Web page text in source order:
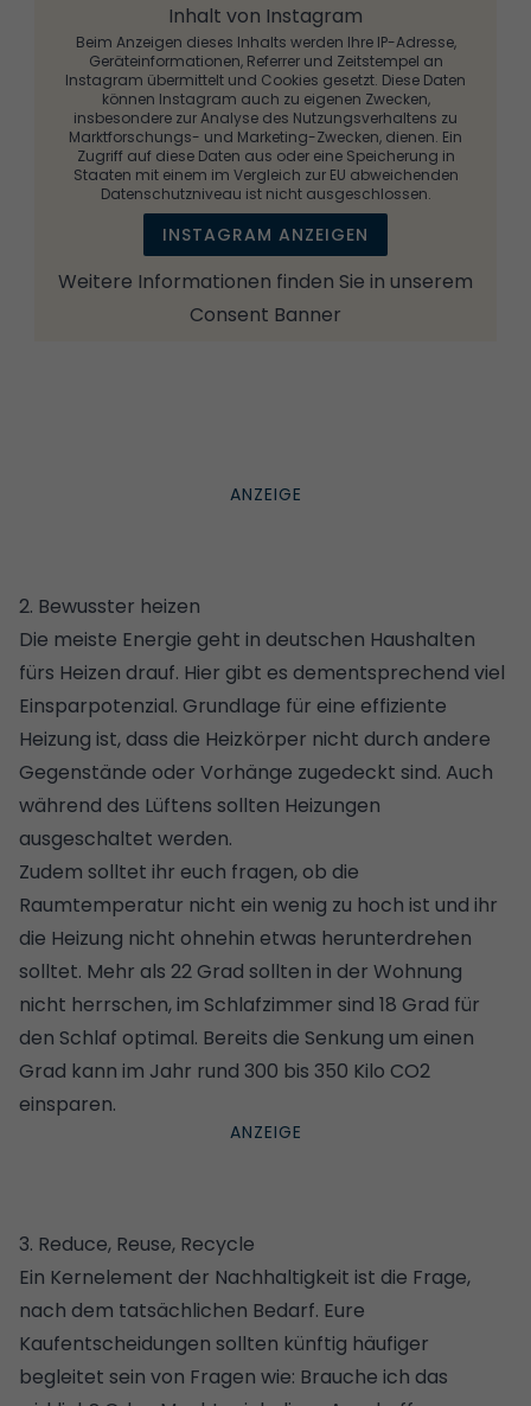
Inhalt von Instagram
Beim Anzeigen dieses Inhalts werden Ihre IP-Adresse,
Geräteinformationen, Referrer und Zeitstempel an
Instagram übermittelt und Cookies gesetzt. Diese Daten
können Instagram auch zu eigenen Zwecken,
insbesondere zur Analyse des Nutzungsverhaltens zu
Marktforschungs- und Marketing-Zwecken, dienen. Ein
Zugriff auf diese Daten aus oder eine Speicherung in
Staaten mit einem im Vergleich zur EU abweichenden
Datenschutzniveau ist nicht ausgeschlossen.
INSTAGRAM ANZEIGEN
Weitere Informationen finden Sie in unserem
Consent Banner
2. Bewusster heizen
Die meiste Energie geht in deutschen Haushalten
fürs Heizen drauf. Hier gibt es dementsprechend viel
Einsparpotenzial. Grundlage für eine effiziente
Heizung ist, dass die Heizkörper nicht durch andere
Gegenstände oder Vorhänge zugedeckt sind. Auch
während des Lüftens sollten Heizungen
ausgeschaltet werden.
Zudem solltet ihr euch fragen, ob die
Raumtemperatur nicht ein wenig zu hoch ist und ihr
die Heizung nicht ohnehin etwas herunterdrehen
solltet. Mehr als 22 Grad sollten in der Wohnung
nicht herrschen, im Schlafzimmer sind 18 Grad für
den Schlaf optimal. Bereits die Senkung um einen
Grad kann im Jahr rund 300 bis 350 Kilo CO2
einsparen.
3. Reduce, Reuse, Recycle
Ein Kernelement der Nachhaltigkeit ist die Frage,
nach dem tatsächlichen Bedarf. Eure
Kaufentscheidungen sollten künftig häufiger
begleitet sein von Fragen wie: Brauche ich das